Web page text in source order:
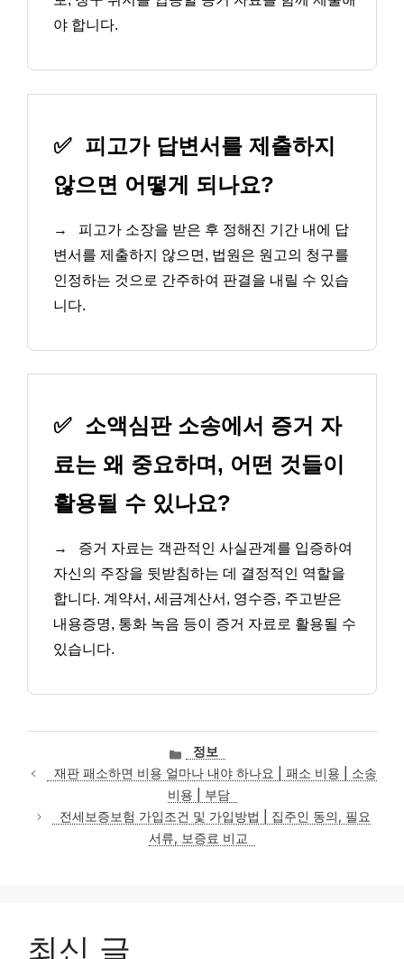
야 합니다.
✅ 피고가 답변서를 제출하지
않으면 어떻게 되나요?
→
피고가 소장을 받은 후 정해진 기간 내에 답
변서를 제출하지 않으면, 법원은 원고의 청구를
인정하는 것으로 간주하여 판결을 내릴 수 있습
니다.
✅ 소액심판 소송에서 증거 자
료는 왜 중요하며, 어떤 것들이
활용될 수 있나요?
→
증거 자료는 객관적인 사실관계를 입증하여
자신의 주장을 뒷받침하는 데 결정적인 역할을
합니다. 계약서, 세금계산서, 영수증, 주고받은
내용증명, 통화 녹음 등이 증거 자료로 활용될 수
있습니다.
카
테
고
리
정보
재판 패소하면 비용 얼마나 내야 하나요 | 패소 비용 | 소송
비용 | 부담
전세보증보험 가입조건 및 가입방법 | 집주인 동의, 필요
서류, 보증료 비교
최신 글